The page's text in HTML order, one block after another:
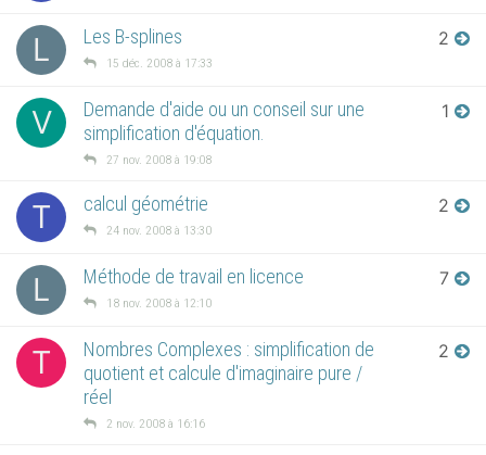
L Les B-splines
15 déc. 2008 à 17:33
2
V
Demande d'aide ou un conseil sur une
simplification d'équation.
27 nov. 2008 à 19:08
1
T calcul géométrie
24 nov. 2008 à 13:30
2
L Méthode de travail en licence
18 nov. 2008 à 12:10
7
T
Nombres Complexes : simplification de
quotient et calcule d'imaginaire pure /
réel
2 nov. 2008 à 16:16
2